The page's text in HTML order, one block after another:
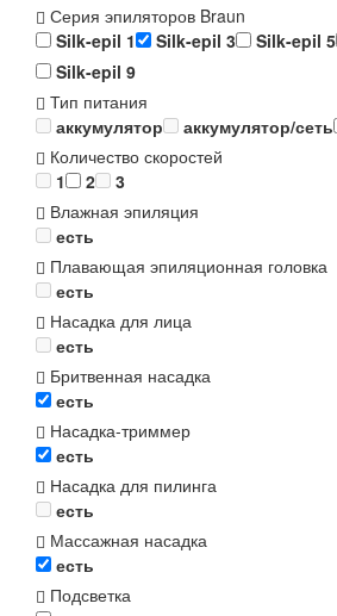
Серия эпиляторов Braun
Silk-epil 1
Silk-epil 3 Silk-epil 5
Silk-epil 9
Тип питания
аккумулятор
аккумулятор/сеть
Количество скоростей
1
2
3
Влажная эпиляция
есть
Плавающая эпиляционная головка
есть
Насадка для лица
есть
Бритвенная насадка
есть
Насадка-триммер
есть
Насадка для пилинга
есть
Массажная насадка
есть
Подсветка